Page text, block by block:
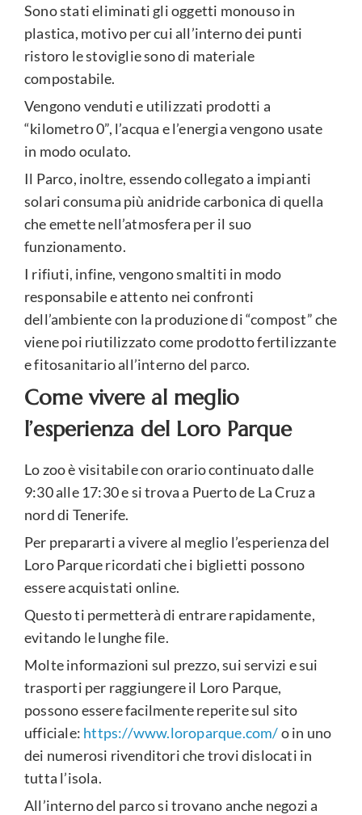
Sono stati eliminati gli oggetti monouso in
plastica, motivo per cui all’interno dei punti
ristoro le stoviglie sono di materiale
compostabile.
Vengono venduti e utilizzati prodotti a
“kilometro 0”, l’acqua e l’energia vengono usate
in modo oculato.
Il Parco, inoltre, essendo collegato a impianti
solari consuma più anidride carbonica di quella
che emette nell’atmosfera per il suo
funzionamento.
I rifiuti, infine, vengono smaltiti in modo
responsabile e attento nei confronti
dell’ambiente con la produzione di “compost” che
viene poi riutilizzato come prodotto fertilizzante
e fitosanitario all’interno del parco.
Come vivere al meglio
l’esperienza del Loro Parque
Lo zoo è visitabile con orario continuato dalle
9:30 alle 17:30 e si trova a Puerto de La Cruz a
nord di Tenerife.
Per prepararti a vivere al meglio l’esperienza del
Loro Parque ricordati che i biglietti possono
essere acquistati online.
Questo ti permetterà di entrare rapidamente,
evitando le lunghe file.
Molte informazioni sul prezzo, sui servizi e sui
trasporti per raggiungere il Loro Parque,
possono essere facilmente reperite sul sito
ufficiale: https://www.loroparque.com/o in uno
dei numerosi rivenditori che trovi dislocati in
tutta l’isola.
All’interno del parco si trovano anche negozi a